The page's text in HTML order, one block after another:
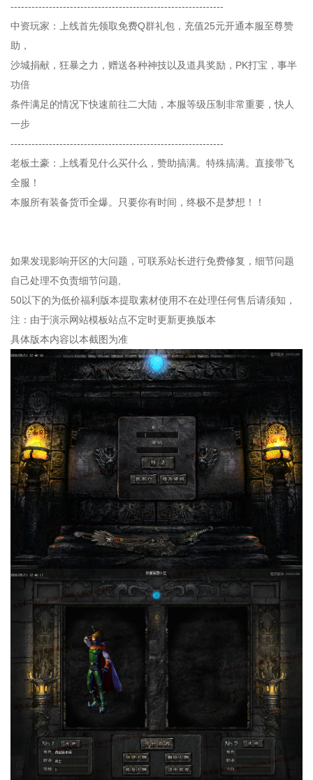
-------------------------------------------------------------
中资玩家：上线首先领取免费Q群礼包，充值25元开通本服至尊赞
助，
沙城捐献，狂暴之力，赠送各种神技以及道具奖励，PK打宝，事半
功倍
条件满足的情况下快速前往二大陆，本服等级压制非常重要，快人
一步
-------------------------------------------------------------
老板土豪：上线看见什么买什么，赞助搞满。特殊搞满。直接带飞
全服！
本服所有装备货币全爆。只要你有时间，终极不是梦想！！
如果发现影响开区的大问题，可联系站长进行免费修复，细节问题
自己处理不负责细节问题,
50以下的为低价福利版本提取素材使用不在处理任何售后请须知，
注：由于演示网站模板站点不定时更新更换版本
具体版本内容以本截图为准